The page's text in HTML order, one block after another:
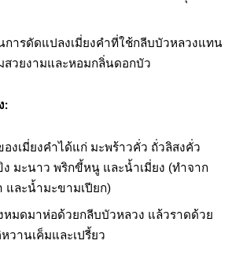
การดัดแปลงเมี่ยงคำที่ใช้กลีบบัวหลวงแทน
สวยงามและหอมกลิ่นดอกบัว
:
งเมี่ยงคำได้แก่ มะพร้าวคั่ว ถั่วลิสงคั่ว
มะนาว พริกขี้หนู และน้ำเมี่ยง (ทำจาก
ละน้ำมะขามเปียก)
มดมาห่อด้วยกลีบบัวหลวง แล้วราดด้วย
วานเค็มและเปรี้ยว